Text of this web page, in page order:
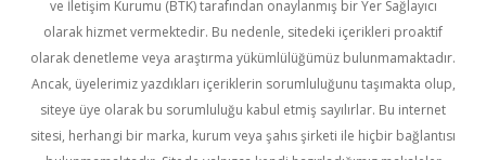
ve İletişim Kurumu (BTK) tarafından onaylanmış bir Yer Sağlayıcı
olarak hizmet vermektedir. Bu nedenle, sitedeki içerikleri proaktif
olarak denetleme veya araştırma yükümlülüğümüz bulunmamaktadır.
Ancak, üyelerimiz yazdıkları içeriklerin sorumluluğunu taşımakta olup,
siteye üye olarak bu sorumluluğu kabul etmiş sayılırlar. Bu internet
sitesi, herhangi bir marka, kurum veya şahıs şirketi ile hiçbir bağlantısı